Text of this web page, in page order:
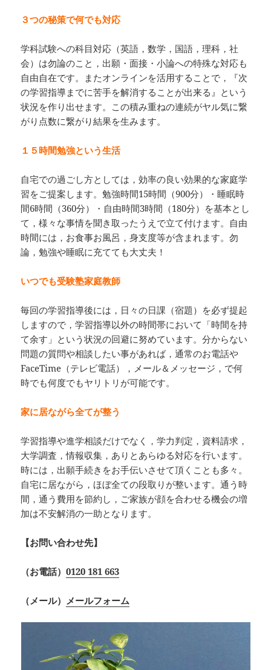
３つの秘策で何でも対応
学科試験への科目対応（英語，数学，国語，理科，社
会）は勿論のこと，出願・面接・小論への特殊な対応も
自由自在です。またオンラインを活用することで，『次
の学習指導までに苦手を解消することが出来る』という
状況を作り出せます。この積み重ねの連続がヤル気に繋
がり点数に繋がり結果を生みます。
１５時間勉強という生活
自宅での過ごし方としては，効率の良い効果的な家庭学
習をご提案します。勉強時間15時間（900分）・睡眠時
間6時間（360分）・自由時間3時間（180分）を基本とし
て，様々な事情を聞き取ったうえで立て付けます。自由
時間には，お食事お風呂，身支度等が含まれます。勿
論，勉強や睡眠に充てても大丈夫！
いつでも受験塾家庭教師
毎回の学習指導後には，日々の日課（宿題）を必ず提起
しますので，学習指導以外の時間帯において「時間を持
て余す」という状況の回避に努めています。分からない
問題の質問や相談したい事があれば，通常のお電話や
FaceTime（テレビ電話），メール＆メッセージ，で何
時でも何度でもヤリトリが可能です。
家に居ながら全てが整う
学習指導や進学相談だけでなく，学力判定，資料請求，
大学調査，情報収集，ありとあらゆる対応を行います。
時には，出願手続きをお手伝いさせて頂くことも多々。
自宅に居ながら，ほぼ全ての段取りが整います。通う時
間，通う費用を節約し，ご家族が顔を合わせる機会の増
加は不安解消の一助となります。
【お問い合わせ先】
（お電話）0120 181 663
（メール） メールフォーム